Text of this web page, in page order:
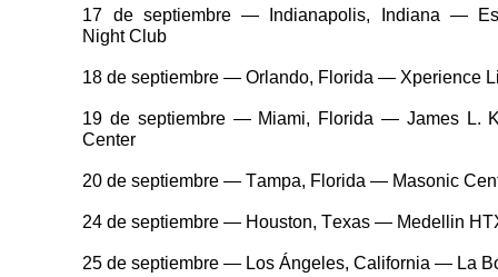
17 de septiembre — Indianapolis, Indiana —
NightClub
18 de septiembre — Orlando, Florida — Xperience
19 de septiembre — Miami, Florida — James L.
Center
20 de septiembre — Tampa, Florida — Masonic
24 de septiembre — Houston, Texas — Medellin
25 de septiembre — Los Ángeles, California — La